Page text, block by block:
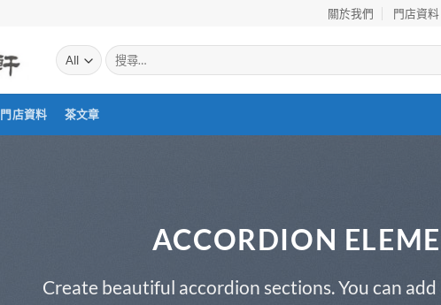
關於我們 門店資料
搜
尋
門店資料 茶文章
ACCORDION
Create beautiful accordion sections. You can